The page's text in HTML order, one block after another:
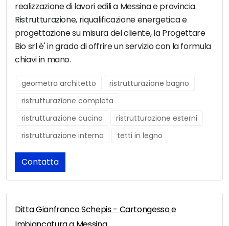
realizzazione di lavori edili a Messina e provincia.
Ristrutturazione, riqualificazione energetica e
progettazione su misura del cliente, la Progettare
Bio srl è' in grado di offrire un servizio con la formula
chiavi in mano.
geometra architetto
ristrutturazione bagno
ristrutturazione completa
ristrutturazione cucina
ristrutturazione esterni
ristrutturazione interna
tetti in legno
Contatta
Ditta Gianfranco Schepis - Cartongesso e